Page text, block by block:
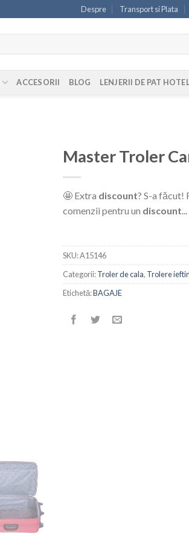
Despre Transport si Plata
ACCESORII BLOG LENJERII DE PAT
Master Troler
🤩 Extra discount? S-a făcut!
comenzii pentru un discount
SKU:A15146
Categorii:Troler de cala, Trolere
Etichetă:BAGAJE